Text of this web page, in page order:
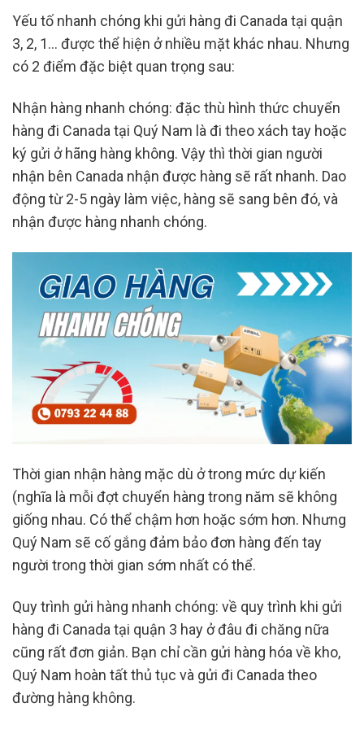
Yếu tố nhanh chóng khi gửi hàng đi Canada tại quận
3, 2, 1… được thể hiện ở nhiều mặt khác nhau. Nhưng
có 2 điểm đặc biệt quan trọng sau:
Nhận hàng nhanh chóng: đặc thù hình thức chuyển
hàng đi Canada tại Quý Nam là đi theo xách tay hoặc
ký gửi ở hãng hàng không. Vậy thì thời gian người
nhận bên Canada nhận được hàng sẽ rất nhanh. Dao
động từ 2-5 ngày làm việc, hàng sẽ sang bên đó, và
nhận được hàng nhanh chóng.
Thời gian nhận hàng mặc dù ở trong mức dự kiến
(nghĩa là mỗi đợt chuyển hàng trong năm sẽ không
giống nhau. Có thể chậm hơn hoặc sớm hơn. Nhưng
Quý Nam sẽ cố gắng đảm bảo đơn hàng đến tay
người trong thời gian sớm nhất có thể.
Quy trình gửi hàng nhanh chóng: về quy trình khi gửi
hàng đi Canada tại quận 3 hay ở đâu đi chăng nữa
cũng rất đơn giản. Bạn chỉ cần gửi hàng hóa về kho,
Quý Nam hoàn tất thủ tục và gửi đi Canada theo
đường hàng không.